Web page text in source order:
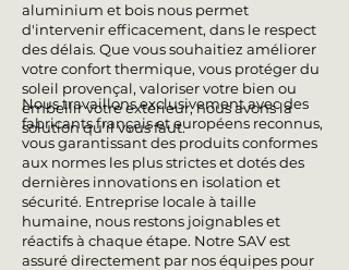
Nous travaillons exclusivement avec des
fabricants français et européens reconnus,
vous garantissant des produits conformes
aux normes les plus strictes et dotés des
dernières innovations en isolation et
sécurité. Entreprise locale à taille
humaine, nous restons joignables et
réactifs à chaque étape. Notre SAV est
assuré directement par nos équipes pour
aluminium et bois nous permet
d'intervenir efficacement, dans le respect
des délais. Que vous souhaitiez améliorer
votre confort thermique, vous protéger du
soleil provençal, valoriser votre bien ou
embellir votre extérieur, nous avons la
solution qu'il vous faut.